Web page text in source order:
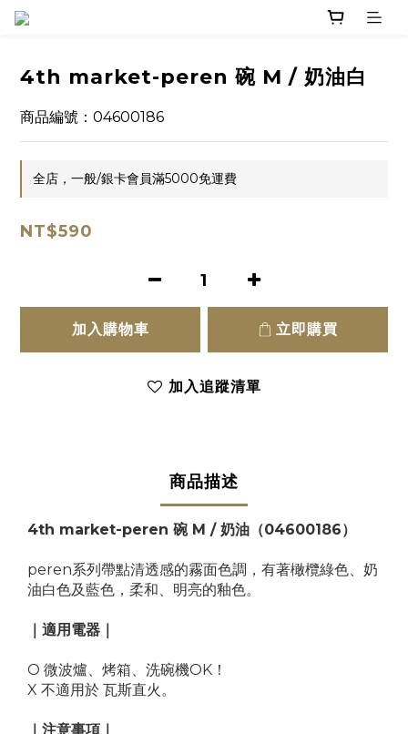
4th market-peren 碗 M / 奶油白
商品編號：04600186
全店，一般/銀卡會員滿5000免運費
NT$590
加入購物車 立即購買
加入追蹤清單
商品描述
4th market-peren 碗 M / 奶油 （04600186）
peren系列帶點清透感的霧面色調，有著橄欖綠色、奶
油白色及藍色，柔和、明亮的釉色。
｜適用電器｜
O 微波爐、烤箱、洗碗機OK！
X 不適用於 瓦斯直火。
｜注意事項｜